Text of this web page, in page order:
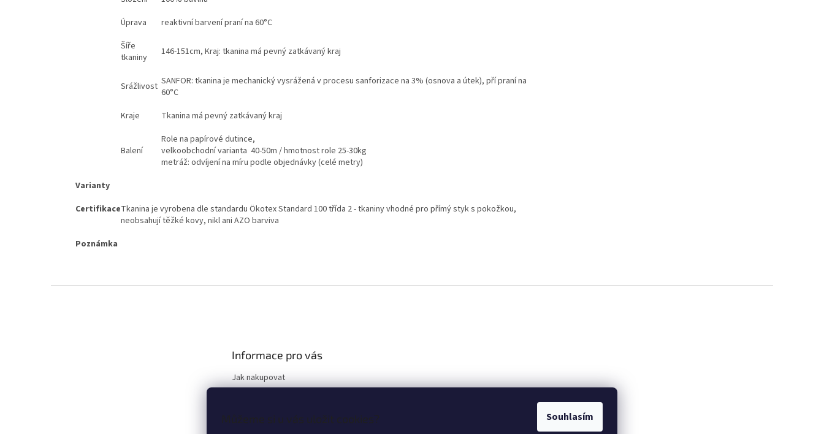
Můžeme si u vás uložit cookies? Souhlasím
Úprava
reaktivní barvení praní na 60°C
Šíře
tkaniny
146-151cm, Kraj: tkanina má pevný zatkávaný kraj
Srážlivost SANFOR: tkanina je mechanický vysrážená v procesu sanforizace na 3% (osnova a útek), pří praní na
60°C
Kraje
Tkanina má pevný zatkávaný kraj
Balení
Role na papírové dutince,
velkoobchodní varianta 40-50m / hmotnost role 25-30kg
metráž: odvíjení na míru podle objednávky (celé metry)
Varianty
CertifikaceTkanina je vyrobena dle standardu Ökotex Standard 100 třída 2 - tkaniny vhodné pro přímý styk s pokožkou,
neobsahují těžké kovy, nikl ani AZO barviva
Poznámka
Informace pro vás
Jak nakupovat
Reklamace